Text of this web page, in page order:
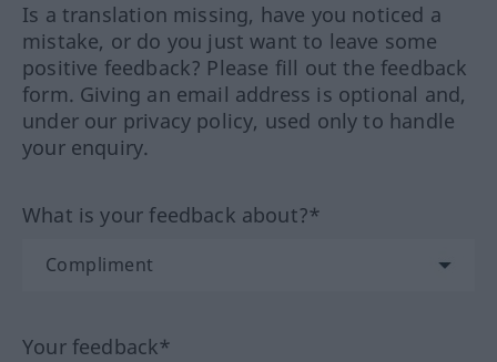
Is a translation missing, have you noticed a
mistake, or do you just want to leave some
positive feedback? Please fill out the feedback
form. Giving an email address is optional and,
under our privacy policy, used only to handle
your enquiry.
What is your feedback about?*
Your feedback*